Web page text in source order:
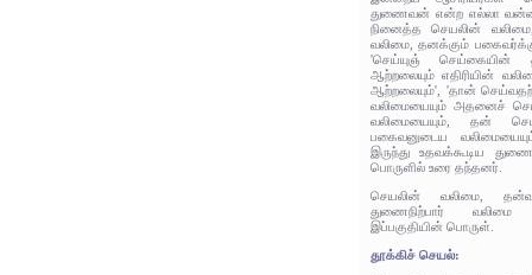
துணைவன் என்ற எல்லா
நினைத்த செயலின்
வலிமை, தனக்கும்
'செய்யுஞ் செய்கையின்
ஆற்றலையும் எதிரியின்
ஆற்றலையும்', 'தான்
வலிமையையும் அதனைச்
வலிமையையும், தன்
பகைவனுடைய
இருந்து உதவக்கூடிய
பொருளில் உரை தந்தனர்.
செயலின் வலிமை,
துணைநிற்பார்
இப்பகுதியின் பொருள்.
தூக்கிச் செயல்: